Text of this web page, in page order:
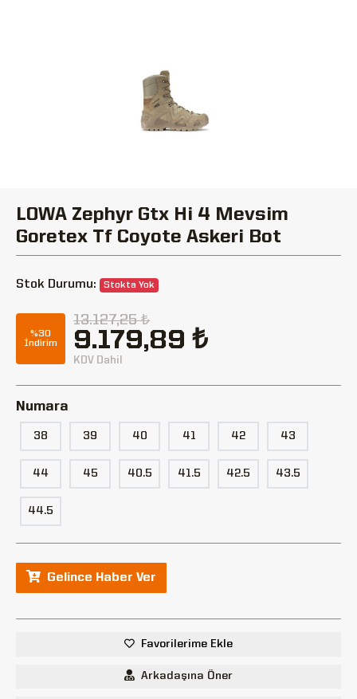
LOWA Zephyr Gtx Hi 4 Mevsim
Goretex Tf Coyote Askeri Bot
Stok Durumu: Stokta Yok
%30
İndirim
13.127,25 ₺
9.179,89 ₺
KDV Dahil
Numara
38 39 40 41 42 43
44 45 40.5 41.5 42.5 43.5
44.5
Gelince Haber Ver
Favorilerime Ekle
Arkadaşına Öner